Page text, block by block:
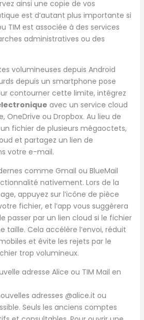
ainsi une copie de vos
est d’autant plus importante si
TIM est associée à des services
administratives ou des
volumineuses depuis Android
depuis un smartphone pose
contourner cette limite, intégrez
avec un service cloud
OneDrive ou Dropbox. Au lieu de
fichier de plusieurs mégaoctets,
et partagez un lien de
votre e-mail.
comme Gmail ou BlueMail
nativement. Lors de la
appuyez sur l’icône de pièce
fichier, et l’app vous suggèrera
passer par un lien cloud si le fichier
taille. Cela accélère l’envoi, réduit
et évite les rejets par le
trop volumineux.
adresse Alice ou TIM Mail en
adresses @alice.it ou
Seuls les anciens comptes